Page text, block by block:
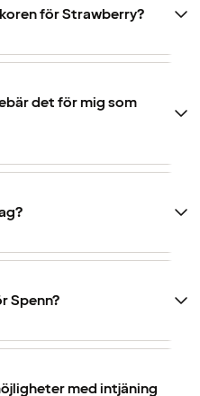
för Strawberry?
det för mig som
Spenn?
med intjäning